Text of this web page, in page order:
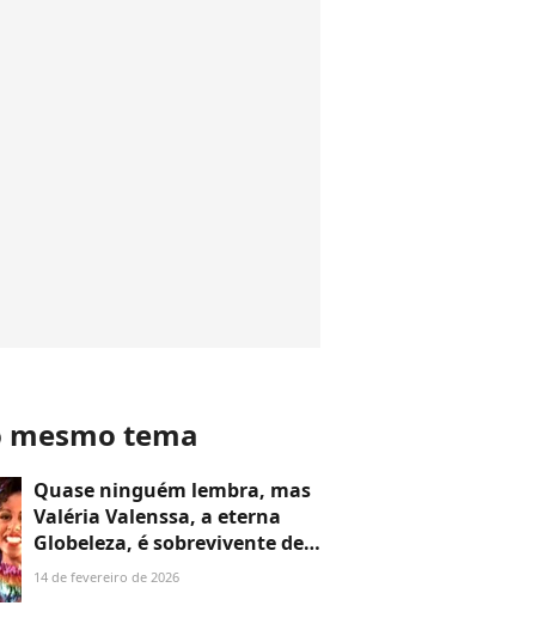
mesmo tema
Quase ninguém lembra, mas
Valéria Valenssa, a eterna
Globeleza, é sobrevivente de
um acidente de avião: ‘Nem
14 de fevereiro de 2026